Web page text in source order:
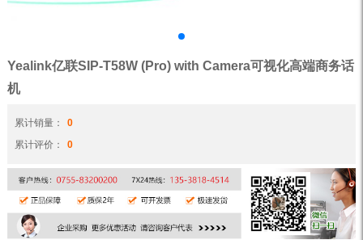
Yealink亿联SIP-T58W (Pro) with Camera可视化高端商务话
机
累计销量：
0
累计评价：
0